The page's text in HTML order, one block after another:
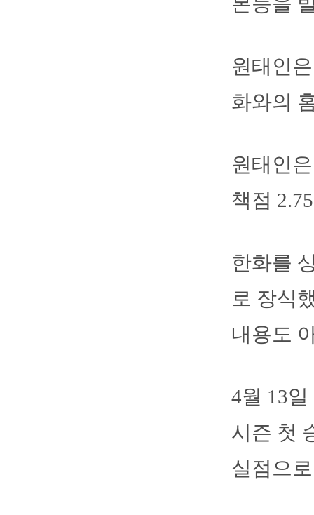
원태인
화와의
원태인
책점
한화를
로 장식
내용도
4월 13
시즌 첫
실점으